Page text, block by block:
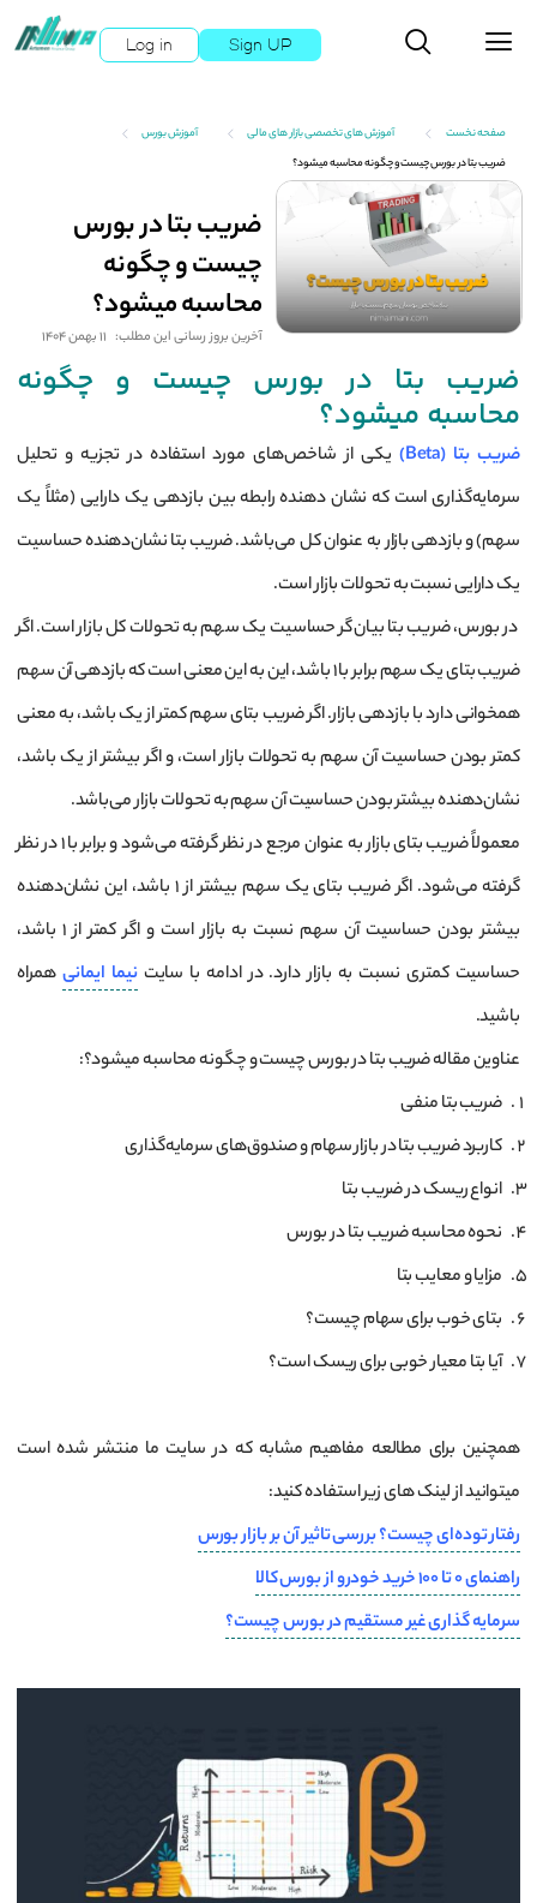
Log in Sign UP
صفحه نخست آموزش های تخصصی بازار های مالی
آموزش بورس
ضریب بتا‌ در بورس چیست و چگونه محاسبه میشود؟
ضریب بتا‌ در بورس
چیست و چگونه
محاسبه میشود؟
آخرین بروز رسانی این مطلب: 11 بهمن 1404
ضریب بتا‌ در بورس چیست و چگونه
محاسبه میشود؟
ضریب بتا (Beta)
یکی از شاخص‌های مورد استفاده در تجزیه و تحلیل
سرمایه‌گذاری است که نشان دهنده رابطه بین بازدهی یک دارایی (مثلاً یک
سهم) و بازدهی بازار به عنوان کل می‌باشد. ضریب بتا نشان‌دهنده حساسیت
یک دارایی نسبت به تحولات بازار است.
در بورس، ضریب بتا بیان‌گر حساسیت یک سهم به تحولات کل بازار است. اگر
ضریب بتای یک سهم برابر با ۱ باشد، این به این معنی است که بازدهی آن سهم
همخوانی دارد با بازدهی بازار. اگر ضریب بتای سهم کمتر از یک باشد، به معنی
کمتر بودن حساسیت آن سهم به تحولات بازار است، و اگر بیشتر از یک باشد،
نشان‌دهنده بیشتر بودن حساسیت آن سهم به تحولات بازار می‌باشد.
معمولاً ضریب بتای بازار به عنوان مرجع در نظر گرفته می‌شود و برابر با ۱ در نظر
گرفته می‌شود. اگر ضریب بتای یک سهم بیشتر از ۱ باشد، این نشان‌دهنده
بیشتر بودن حساسیت آن سهم نسبت به بازار است و اگر کمتر از ۱ باشد،
حساسیت کمتری نسبت به بازار دارد. در ادامه با سایتنیما ایمانی همراه
باشید.
عناوین مقاله ضریب بتا‌ در بورس چیست و چگونه محاسبه میشود؟:
ضریب بتا منفی
کاربرد ضریب بتا در بازار سهام و صندوق­‌های سرمایه‌­گذاری
انواع ریسک در ضریب بتا
نحوه محاسبه ضریب بتا در بورس
مزایا و معایب بتا
بتای خوب برای سهام چیست؟
آیا بتا معیار خوبی برای ریسک است؟
همچنین برای مطالعه مفاهیم مشابه که در سایت ما منتشر شده است
میتوانید از لینک های زیر استفاده کنید:
رفتار توده‌ای چیست؟ بررسی تاثیر آن بر بازار بورس
راهنمای 0 تا 100 خرید خودرو از بورس کالا
سرمایه گذاری غیر مستقیم در بورس چیست؟